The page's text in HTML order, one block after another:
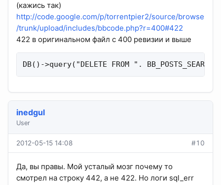
(кажись так)
http://code.google.com/p/torrentpier2/source/browse
/trunk/upload/includes/bbcode.php?r=400#422
422 в оригинальном файл с 400 ревизии и выше
DB()->query("DELETE FROM ".
inedgul
User
2012-05-15 14:08 #10
Да, вы правы. Мой усталый мозг почему то
смотрел на строку 442, а не 422. Но логи sql_err